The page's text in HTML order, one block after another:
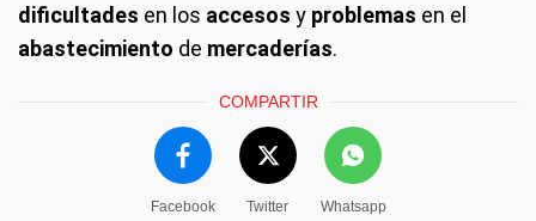
dificultades en los accesos y problemas en el
abastecimiento de mercaderías.
COMPARTIR
Facebook Twitter Whatsapp